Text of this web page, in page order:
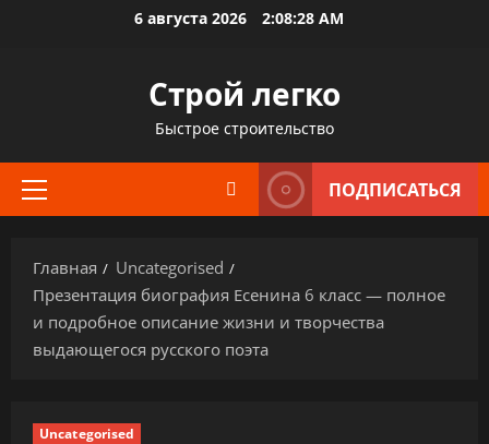
6 августа 2026 2:08:29 AM
Строй легко
Быстрое строительство
Основное
ПОДПИСАТЬСЯ
Главная
Uncategorised
Презентация биография Есенина 6 класс — полное
и подробное описание жизни и творчества
выдающегося русского поэта
Uncategorised